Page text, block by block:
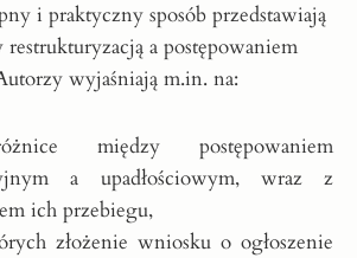
i praktyczny sposób przedstawiają
a postępowaniem
wyjaśniają m.in. na:
między postępowaniem
a upadłościowym, wraz z
ich przebiegu,
złożenie wniosku o ogłoszenie